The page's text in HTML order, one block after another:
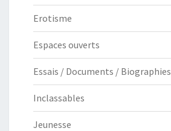
Erotisme
Espaces ouverts
Essais / Documents / Biographies
Inclassables
Jeunesse